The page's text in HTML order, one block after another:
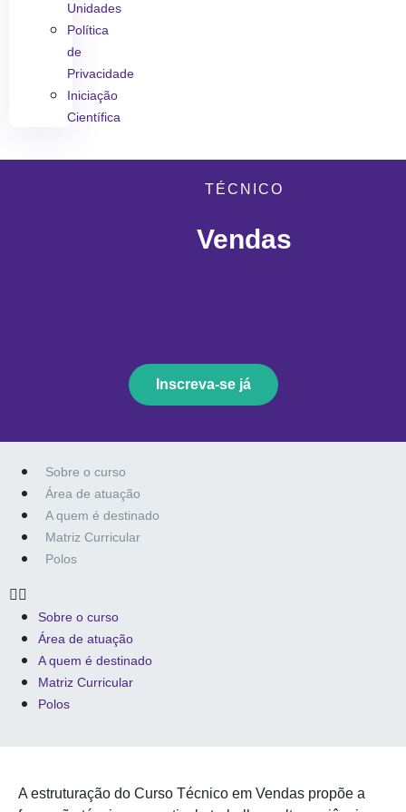
Unidades
Política
de
Privacidade
Iniciação
Científica
TÉCNICO
Vendas
Inscreva-se já
Sobre o curso
Área de atuação
A quem é destinado
Matriz Curricular
Polos
Sobre o curso
Área de atuação
A quem é destinado
Matriz Curricular
Polos
A estruturação do Curso Técnico em Vendas propõe a